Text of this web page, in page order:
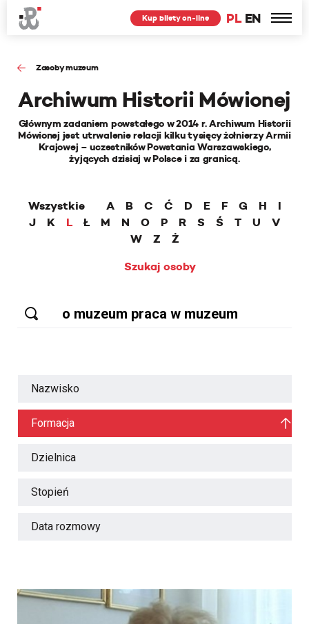
PL EN
Kup bilety on-line
Zasoby muzeum
Archiwum Historii Mówionej
Głównym zadaniem powstałego w 2014 r. Archiwum Historii
Mówionej jest utrwalenie relacji kilku tysięcy żołnierzy Armii
Krajowej – uczestników Powstania Warszawskiego,
żyjących dzisiaj w Polsce i za granicą.
Wszystkie A B C Ć D E F G H
I
J
K L Ł M N O P R S Ś T U
V
W
Z
Ż
Szukaj osoby
Nazwisko
Formacja
Dzielnica
Stopień
Data rozmowy